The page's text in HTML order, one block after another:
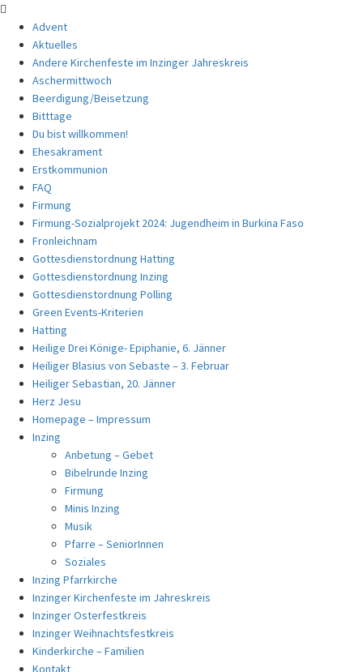
Advent
Aktuelles
Andere Kirchenfeste im Inzinger Jahreskreis
Aschermittwoch
Beerdigung/Beisetzung
Bitttage
Du bist willkommen!
Ehesakrament
Erstkommunion
FAQ
Firmung
Firmung-Sozialprojekt 2024: Jugendheim in Burkina Faso
Fronleichnam
Gottesdienstordnung Hatting
Gottesdienstordnung Inzing
Gottesdienstordnung Polling
Green Events-Kriterien
Hatting
Heilige Drei Könige- Epiphanie, 6. Jänner
Heiliger Blasius von Sebaste – 3. Februar
Heiliger Sebastian, 20. Jänner
Herz Jesu
Homepage – Impressum
Inzing
Anbetung – Gebet
Bibelrunde Inzing
Firmung
Minis Inzing
Musik
Pfarre – SeniorInnen
Soziales
Inzing Pfarrkirche
Inzinger Kirchenfeste im Jahreskreis
Inzinger Osterfestkreis
Inzinger Weihnachtsfestkreis
Kinderkirche – Familien
Kontakt